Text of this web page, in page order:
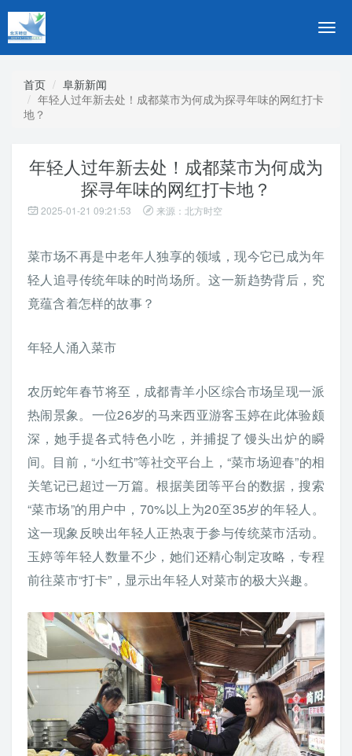
切
导
首页
阜新新闻
年轻人过年新去处！成都菜市为何成为探寻年味的网红打卡
地？
年轻人过年新去处！成都菜市为何成为
探寻年味的网红打卡地？
2025-01-21 09:21:53 来源：北方时空
菜市场不再是中老年人独享的领域，现今它已成为年
轻人追寻传统年味的时尚场所。这一新趋势背后，究
竟蕴含着怎样的故事？
年轻人涌入菜市
农历蛇年春节将至，成都青羊小区综合市场呈现一派
热闹景象。一位26岁的马来西亚游客玉婷在此体验颇
深，她手提各式特色小吃，并捕捉了馒头出炉的瞬
间。目前，“小红书”等社交平台上，“菜市场迎春”的相
关笔记已超过一万篇。根据美团等平台的数据，搜索
“菜市场”的用户中，70%以上为20至35岁的年轻人。
这一现象反映出年轻人正热衷于参与传统菜市活动。
玉婷等年轻人数量不少，她们还精心制定攻略，专程
前往菜市“打卡”，显示出年轻人对菜市的极大兴趣。